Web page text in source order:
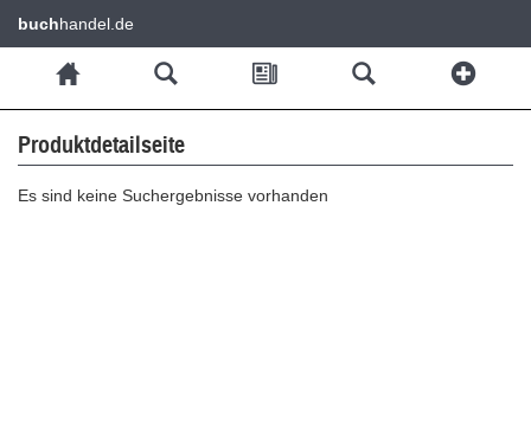
buchhandel.de
Produktdetailseite
Es sind keine Suchergebnisse vorhanden